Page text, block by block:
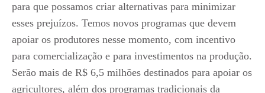
para que possamos criar alternativas para minimizar
esses prejuízos. Temos novos programas que devem
apoiar os produtores nesse momento, com incentivo
para comercialização e para investimentos na produção.
Serão mais de R$ 6,5 milhões destinados para apoiar os
agricultores, além dos programas tradicionais da